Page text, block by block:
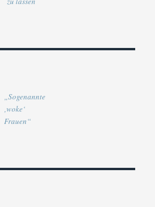
„Sogenannte
‚woke‘
Frauen“